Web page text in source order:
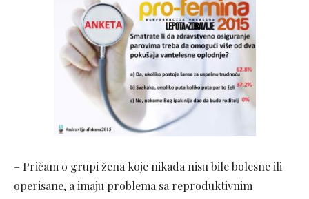
– Pričam o grupi žena koje nikada nisu bile bolesne ili
operisane, a imaju problema sa reproduktivnim